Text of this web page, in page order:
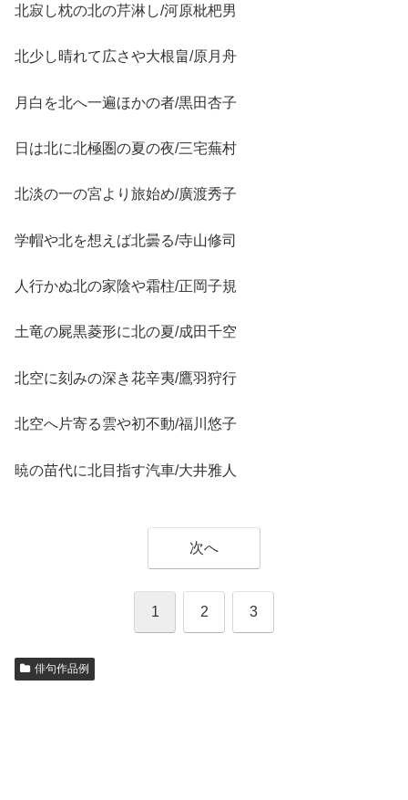
北寂し枕の北の芹淋し/河原枇杷男
北少し晴れて広さや大根畠/原月舟
月白を北へ一遍ほかの者/黒田杏子
日は北に北極圏の夏の夜/三宅蕪村
北淡の一の宮より旅始め/廣渡秀子
学帽や北を想えば北曇る/寺山修司
人行かぬ北の家陰や霜柱/正岡子規
土竜の屍黒菱形に北の夏/成田千空
北空に刻みの深き花辛夷/鷹羽狩行
北空へ片寄る雲や初不動/福川悠子
暁の苗代に北目指す汽車/大井雅人
次へ
1 2 3
俳句作品例